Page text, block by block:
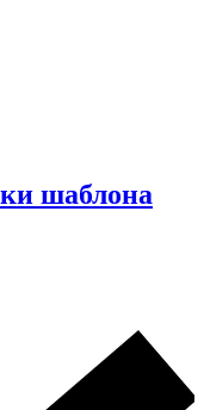
шаблона